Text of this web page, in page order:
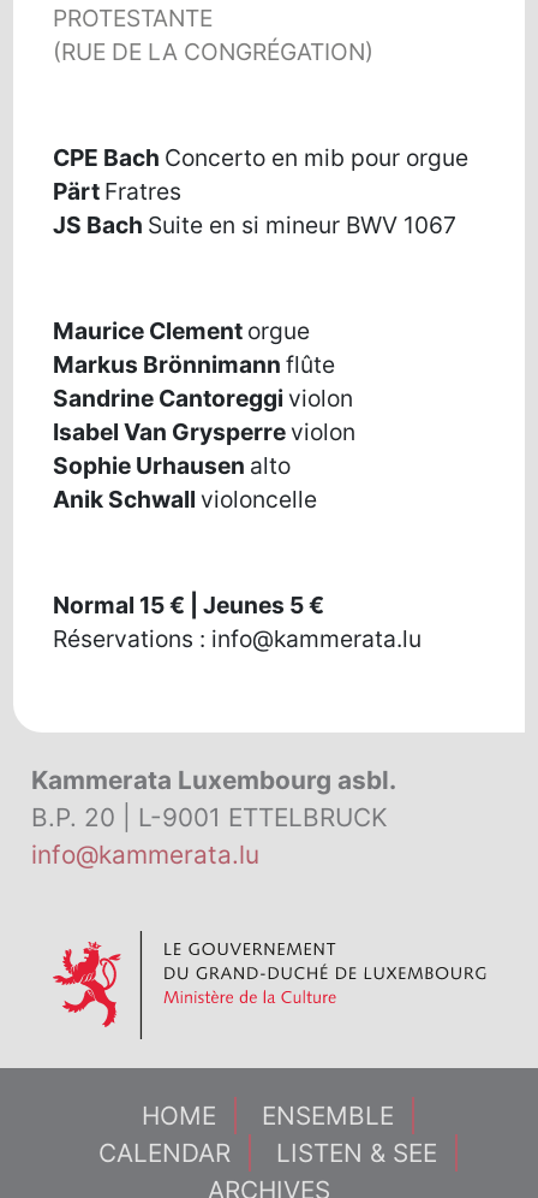
PROTESTANTE
(RUE DE LA CONGRÉGATION)
CPE Bach Concerto en mib pour orgue
Pärt Fratres
JS Bach Suite en si mineur BWV 1067
Maurice Clement orgue
Markus Brönnimannflûte
Sandrine Cantoreggiviolon
Isabel Van Grysperreviolon
Sophie Urhausen alto
Anik Schwallvioloncelle
Normal 15 € | Jeunes 5 €
Réservations : info@kammerata.lu
Kammerata Luxembourg asbl.
B.P. 20 | L-9001 ETTELBRUCK
info@kammerata.lu
HOME
ENSEMBLE
CALENDAR
LISTEN & SEE
ARCHIVES